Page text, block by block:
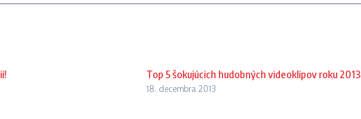
Top 5 šokujúcich hudobných videoklipov roku 2013
18. decembra 2013